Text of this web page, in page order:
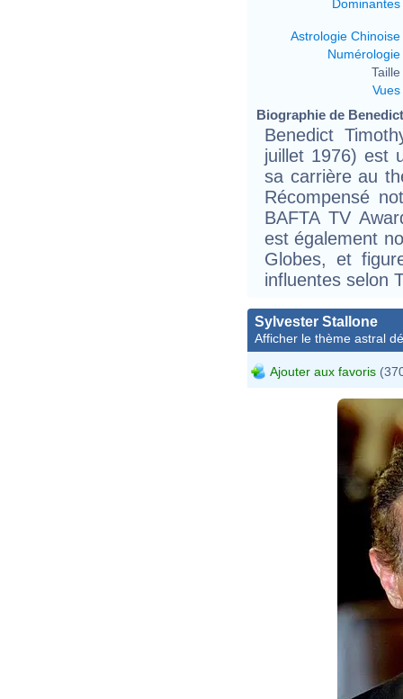
Dominantes
Astrologie Chinoise
Numérologie
Taille
Vues
Biographie de
Benedict
juillet 1976) est
sa carrière au
Récompensé
BAFTA TV
est également
Globes, et
influentes selon
Sylvester Stallone
Afficher le thème astral
Ajouter aux favoris